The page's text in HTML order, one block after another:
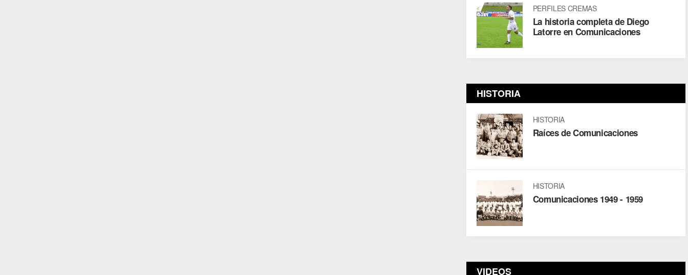
PERFILES CREMAS
La historia completa de Diego
Latorre en Comunicaciones
HISTORIA
HISTORIA
Raíces de Comunicaciones
HISTORIA
Comunicaciones 1949 - 1959
VIDEOS